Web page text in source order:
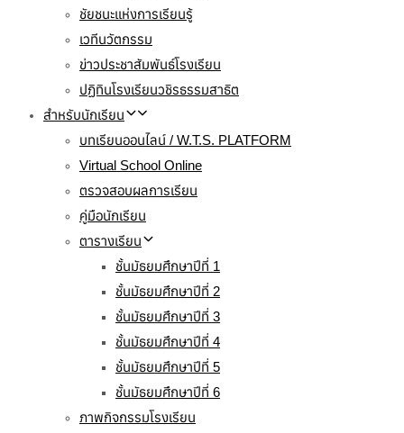
ชัยชนะแห่งการเรียนรู้
เวทีนวัตกรรม
ข่าวประชาสัมพันธ์โรงเรียน
ปฏิทินโรงเรียนวชิรธรรมสาธิต
สำหรับนักเรียน
บทเรียนออนไลน์ / W.T.S. PLATFORM
Virtual School Online
ตรวจสอบผลการเรียน
คู่มือนักเรียน
ตารางเรียน
ชั้นมัธยมศึกษาปีที่ 1
ชั้นมัธยมศึกษาปีที่ 2
ชั้นมัธยมศึกษาปีที่ 3
ชั้นมัธยมศึกษาปีที่ 4
ชั้นมัธยมศึกษาปีที่ 5
ชั้นมัธยมศึกษาปีที่ 6
ภาพกิจกรรมโรงเรียน